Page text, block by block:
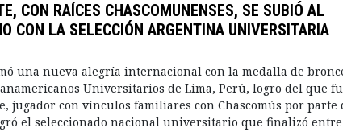
CON RAÍCES CHASCOMUNENSES, SE SUBIÓ AL
CON LA SELECCIÓN ARGENTINA UNIVERSITARIA
una nueva alegría internacional con la medalla de
Universitarios de Lima, Perú, logro del que
jugador con vínculos familiares con Chascomús por parte
el seleccionado nacional universitario que finalizó entre